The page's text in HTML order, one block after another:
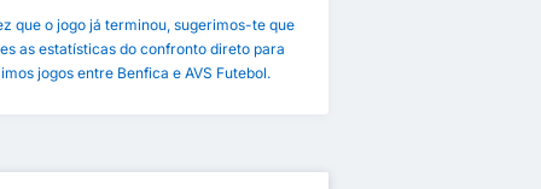
que o jogo já terminou, sugerimos-te que
as estatísticas do confronto direto para
jogos entre Benfica e AVS Futebol.